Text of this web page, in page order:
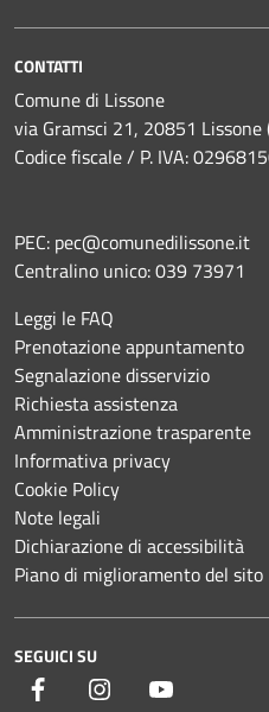
CONTATTI
Comune di Lissone
via Gramsci 21, 20851 Lissone
Codice fiscale / P. IVA:
PEC: pec@comunedilissone.it
Centralino unico:039 73971
Leggi le FAQ
Prenotazione appuntamento
Segnalazione disservizio
Richiesta assistenza
Amministrazione trasparente
Informativa privacy
Cookie Policy
Note legali
Dichiarazione di accessibilità
Piano di miglioramento del sito
SEGUICI SU
Facebook Instagram